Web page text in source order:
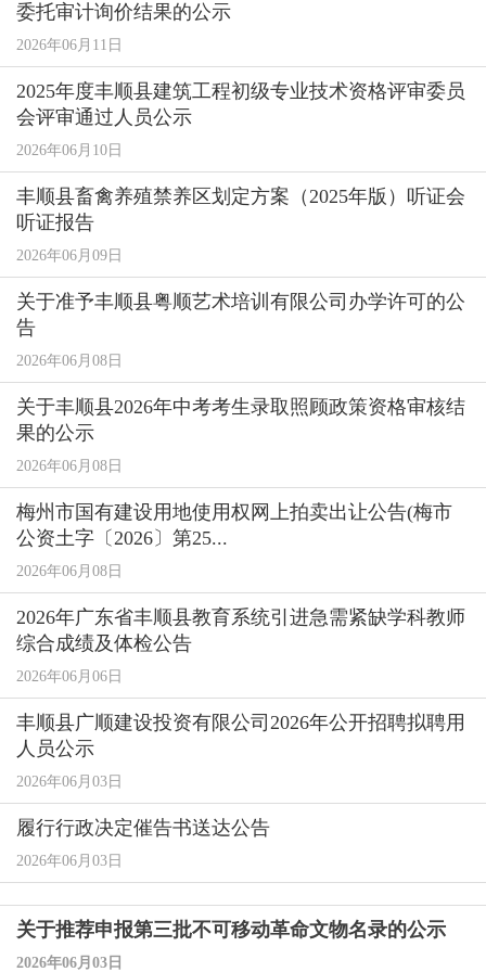
委托审计询价结果的公示
2026年06月11日
2025年度丰顺县建筑工程初级专业技术资格评审委员
会评审通过人员公示
2026年06月10日
丰顺县畜禽养殖禁养区划定方案（2025年版）听证会
听证报告
2026年06月09日
关于准予丰顺县粤顺艺术培训有限公司办学许可的公
告
2026年06月08日
关于丰顺县2026年中考考生录取照顾政策资格审核结
果的公示
2026年06月08日
梅州市国有建设用地使用权网上拍卖出让公告(梅市
公资土字〔2026〕第25...
2026年06月08日
2026年广东省丰顺县教育系统引进急需紧缺学科教师
综合成绩及体检公告
2026年06月06日
丰顺县广顺建设投资有限公司2026年公开招聘拟聘用
人员公示
2026年06月03日
履行行政决定催告书送达公告
2026年06月03日
关于推荐申报第三批不可移动革命文物名录的公示
2026年06月03日